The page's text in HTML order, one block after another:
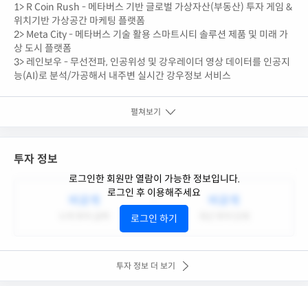
1> R Coin Rush - 메타버스 기반 글로벌 가상자산(부동산) 투자 게임 &
위치기반 가상공간 마케팅 플랫폼
2> Meta City - 메타버스 기술 활용 스마트시티 솔루션 제품 및 미래 가
상 도시 플랫폼
3> 레인보우 - 무선전파, 인공위성 및 강우레이더 영상 데이터를 인공지
능(AI)로 분석/가공해서 내주변 실시간 강우정보 서비스
펼쳐보기
투자 정보
로그인한 회원만 열람이 가능한 정보입니다.
로그인 후 이용해주세요
로그인 하기
투자 정보 더 보기